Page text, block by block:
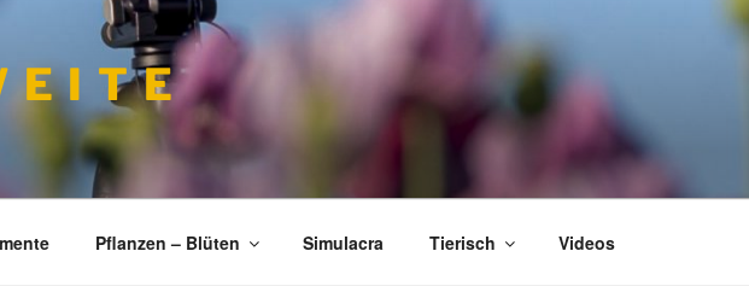
E I T E
Pflanzen – Blüten Simulacra Tierisch Videos